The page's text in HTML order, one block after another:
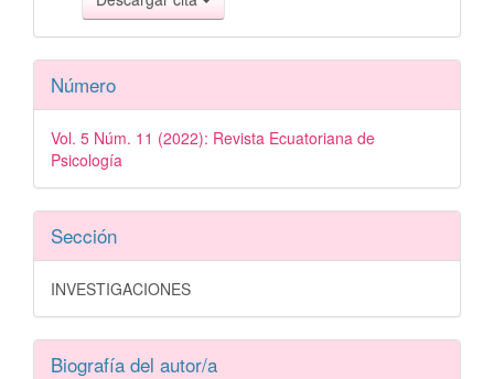
Número
Vol. 5 Núm. 11 (2022): Revista Ecuatoriana de
Psicología
Sección
INVESTIGACIONES
Biografía del autor/a